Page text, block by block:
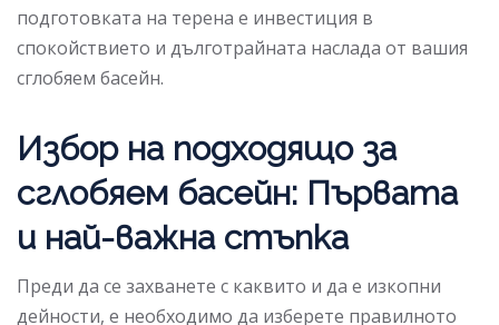
подготовката на терена е инвестиция в
спокойствието и дълготрайната наслада от вашия
сглобяем басейн.
Избор на подходящо за
сглобяем басейн: Първата
и най-важна стъпка
Преди да се захванете с каквито и да е изкопни
дейности, е необходимо да изберете правилното